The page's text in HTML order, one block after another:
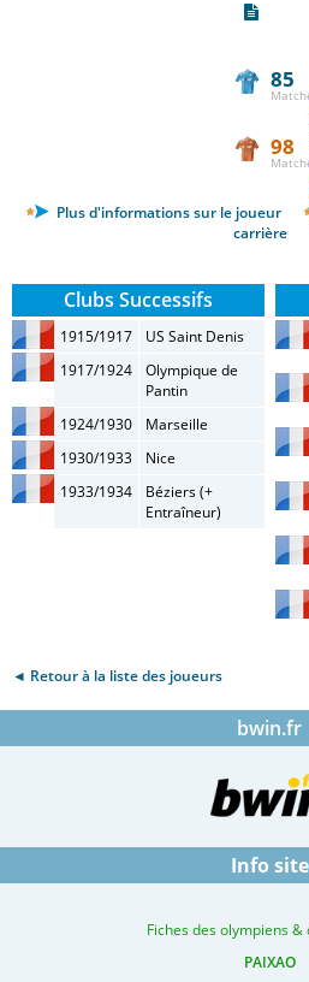
85
98
Plus d'informations sur le joueur
carrière
Clubs Successifs
1915/1917
US Saint Denis
1917/1924
Olympique de
Pantin
1924/1930
Marseille
1930/1933
Nice
1933/1934
Béziers (+
Entraîneur)
◄ Retour à la liste des joueurs
bwin.fr
Info site
Fiches des olympiens
PAIXAO